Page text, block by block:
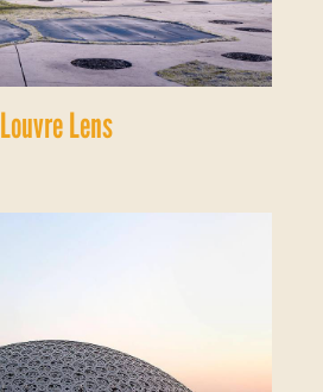
Louvre Lens